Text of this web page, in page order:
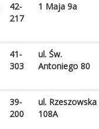
42-
217
1 Maja 9a
41-
303
ul. Św.
Antoniego 80
39-
200
ul. Rzeszowska
108A